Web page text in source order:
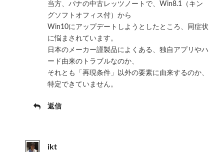
当方、パナの中古レッツノートで、Win8.1（キン
グソフトオフィス付）から
Win10にアップデートしようとしたところ、同症状
に悩まされています。
日本のメーカー謹製品によくある、独自アプリやハ
ード由来のトラブルなのか、
それとも「再現条件」以外の要素に由来するのか、
特定できていません。
返信
ikt